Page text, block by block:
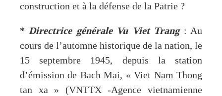
construction et à la défense de la Patrie ?
*Directrice générale Vu Viet Trang: Au
cours de l’automne historique de la nation, le
15 septembre 1945, depuis la station
d’émission de Bach Mai, « Viet Nam Thong
tan xa » (VNTTX -Agence vietnamienne